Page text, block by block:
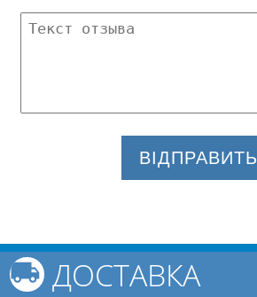
ВІДПРАВИТЬ
ДОСТАВКА